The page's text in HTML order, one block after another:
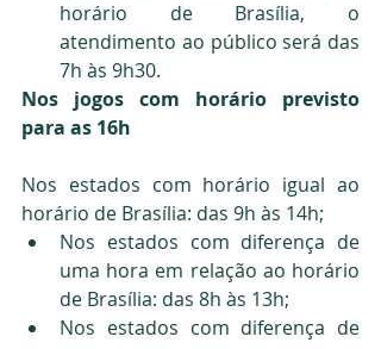
horário de Brasília, o
atendimento ao público será das
7h às 9h30.
Nos jogos com horário previsto
para as 16h
Nos estados com horário igual ao
horário de Brasília: das 9h às 14h;
Nos estados com diferença de
uma hora em relação ao horário
de Brasília: das 8h às 13h;
Nos estados com diferença de